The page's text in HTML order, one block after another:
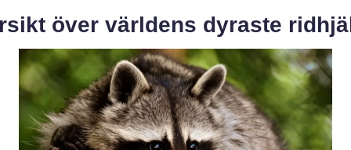
över världens dyraste